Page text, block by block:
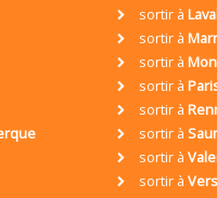
sortir à
sortir à
sortir à
sortir à
sortir à
sortir à
sortir à
sortir à